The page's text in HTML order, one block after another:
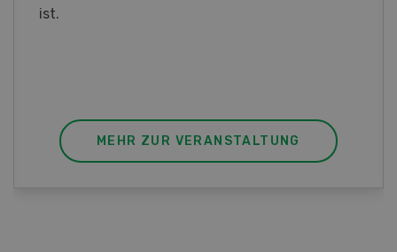
diesem Fall ist unser FBA-Weiterbildungskurs
MEHR ZUR VERANSTALTUNG